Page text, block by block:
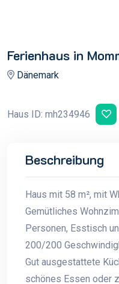
Ferienhaus in
Dänemark
Haus ID: mh234946
Beschreibung
Haus mit 58 m², mit
Gemütliches
Personen, Esstisch
200/200
Gut ausgestattete
schönes Essen oder